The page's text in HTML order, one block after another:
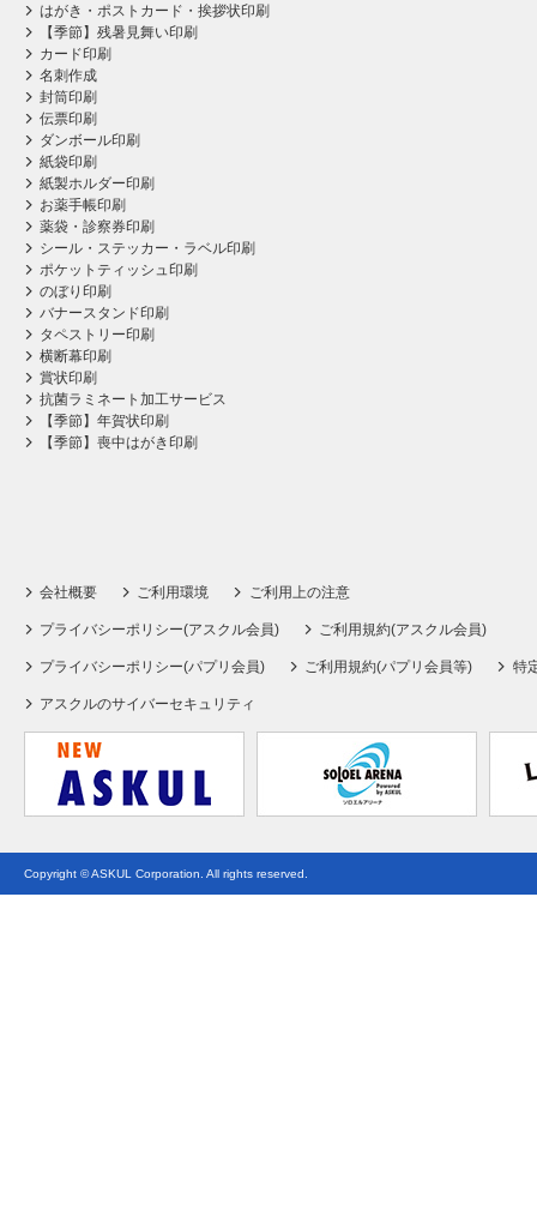
はがき・ポストカード・挨拶状印刷
【季節】残暑見舞い印刷
カード印刷
名刺作成
封筒印刷
伝票印刷
ダンボール印刷
紙袋印刷
紙製ホルダー印刷
お薬手帳印刷
薬袋・診察券印刷
シール・ステッカー・ラベル印刷
ポケットティッシュ印刷
のぼり印刷
バナースタンド印刷
タペストリー印刷
横断幕印刷
賞状印刷
抗菌ラミネート加工サービス
【季節】年賀状印刷
【季節】喪中はがき印刷
会社概要 ご利用環境 ご利用上の注意
プライバシーポリシー(アスクル会員) ご利用規約(アスクル会員)
プライバシーポリシー(パプリ会員) ご利用規約(パプリ会員等) 特
アスクルのサイバーセキュリティ
Copyright © ASKUL Corporation. All rights reserved.